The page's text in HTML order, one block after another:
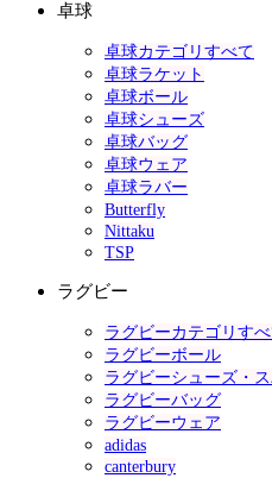
卓球
卓球カテゴリすべて
卓球ラケット
卓球ボール
卓球シューズ
卓球バッグ
卓球ウェア
卓球ラバー
Butterfly
Nittaku
TSP
ラグビー
ラグビーカテゴリす
ラグビーボール
ラグビーシューズ・
ラグビーバッグ
ラグビーウェア
adidas
canterbury